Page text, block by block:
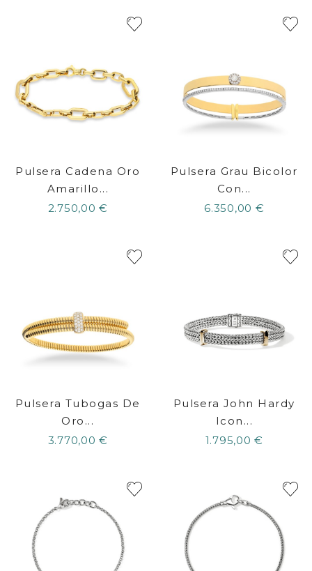
Pulsera Cadena Oro
Amarillo...
2.750,00 €
Pulsera Grau Bicolor
Con...
6.350,00 €
Pulsera Tubogas De
Oro...
3.770,00 €
Pulsera John Hardy
Icon...
1.795,00 €